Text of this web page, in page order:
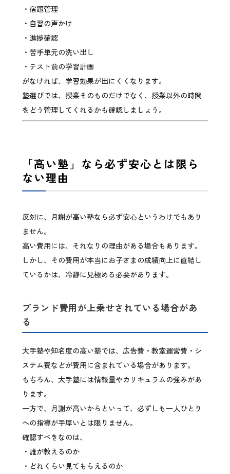
・宿題管理
・自習の声かけ
・進捗確認
・苦手単元の洗い出し
・テスト前の学習計画
がなければ、学習効果が出にくくなります。
塾選びでは、授業そのものだけでなく、授業以外の時間
をどう管理してくれるかも確認しましょう。
「高い塾」なら必ず安心とは限ら
ない理由
反対に、月謝が高い塾なら必ず安心というわけでもあり
ません。
高い費用には、それなりの理由がある場合もあります。
しかし、その費用が本当にお子さまの成績向上に直結し
ているかは、冷静に見極める必要があります。
ブランド費用が上乗せされている場合があ
る
大手塾や知名度の高い塾では、広告費・教室運営費・シ
ステム費などが費用に含まれている場合があります。
もちろん、大手塾には情報量やカリキュラムの強みがあ
ります。
一方で、月謝が高いからといって、必ずしも一人ひとり
への指導が手厚いとは限りません。
確認すべきなのは、
・誰が教えるのか
・どれくらい見てもらえるのか